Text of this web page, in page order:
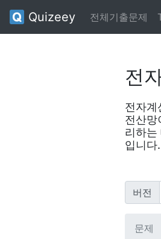
Quizeey 전체기출문제
전
전자계
전산망
리하는
입니다.
버전
문제